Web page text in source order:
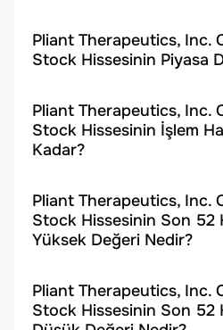
Pliant Therapeutics, Inc.
Stock Hissesinin Piyasa
Pliant Therapeutics, Inc.
Stock Hissesinin İşlem
Kadar?
Pliant Therapeutics, Inc.
Stock Hissesinin Son 52
Yüksek Değeri Nedir?
Pliant Therapeutics, Inc.
Stock Hissesinin Son 52